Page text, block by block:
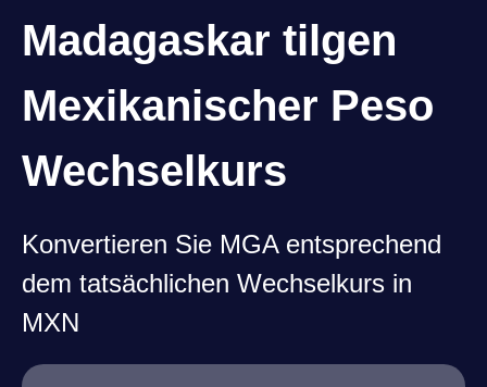
Madagaskar tilgen
Mexikanischer Peso
Wechselkurs
Konvertieren Sie MGA entsprechend
dem tatsächlichen Wechselkurs in
MXN